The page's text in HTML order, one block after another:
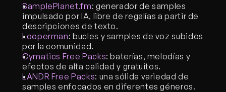
SamplePlanet.fm: generador de samples
impulsado por IA, libre de regalías a partir de
descripciones de texto.
Looperman: bucles y samples de voz subidos
por la comunidad.
Cymatics Free Packs: baterías, melodías y
efectos de alta calidad y gratuitos.
LANDR Free Packs: una sólida variedad de
samples enfocados en diferentes géneros.